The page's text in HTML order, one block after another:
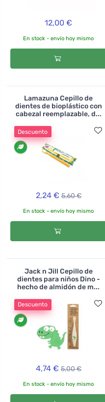
12,00 €
En stock - envío hoy mismo
Lamazuna Cepillo de
dientes de bioplástico con
cabezal reemplazable, d...
Descuento
2,24 € 5,60 €
En stock - envío hoy mismo
Jack n Jill Cepillo de
dientes para niños Dino -
hecho de almidón de m...
Descuento
4,74 € 5,00 €
En stock - envío hoy mismo